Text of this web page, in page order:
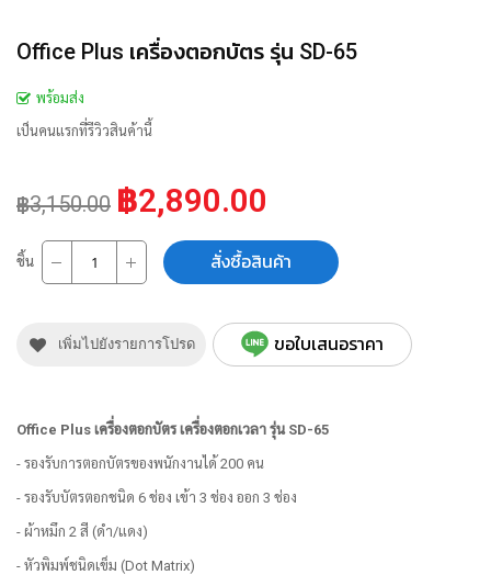
Office Plus เครื่องตอกบัตร รุ่น SD-65
พร้อมส่ง
เป็นคนแรกที่รีวิวสินค้านี้
฿2,890.00
฿3,150.00
ชิ้น สั่งซื้อสินค้า
เพิ่มไปยังรายการโปรด ขอใบเสนอราคา
Office Plus เครื่องตอกบัตร เครื่องตอกเวลา รุ่น SD-65
- รองรับการตอกบัตรของพนักงานได้ 200 คน
- รองรับบัตรตอกชนิด 6 ช่อง เข้า 3 ช่อง ออก 3 ช่อง
- ผ้าหมึก 2 สี (ดำ/แดง)
- หัวพิมพ์ชนิดเข็ม (Dot Matrix)